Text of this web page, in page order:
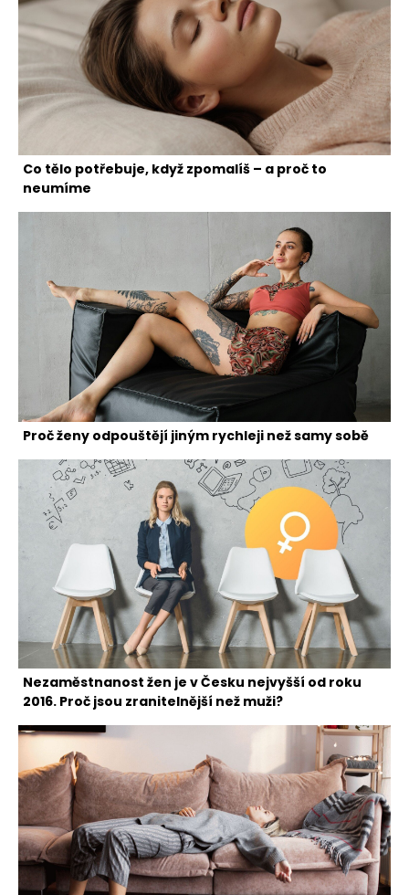
Co tělo potřebuje, když zpomalíš – a proč to
neumíme
Proč ženy odpouštějí jiným rychleji než samy sobě
Nezaměstnanost žen je v Česku nejvyšší od roku
2016. Proč jsou zranitelnější než muži?